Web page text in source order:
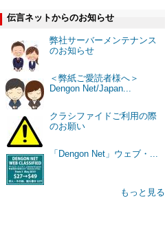
伝言ネットからのお知らせ
弊社サーバーメンテナンス
のお知らせ
＜弊紙ご愛読者様へ＞
Dengon Net/Japan...
クラシファイドご利用の際
のお願い
「Dengon Net」ウェブ・...
もっと見る